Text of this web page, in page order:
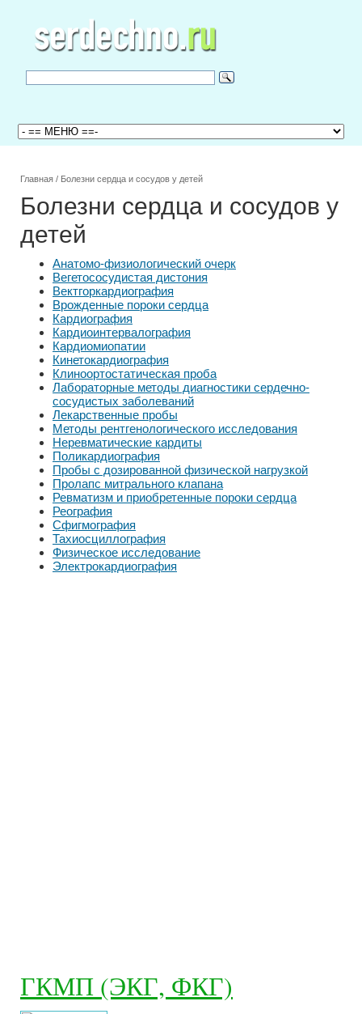
Главная / Болезни сердца и сосудов у детей
Болезни сердца и сосудов у
детей
Анатомо-физиологический очерк
Вегетососудистая дистония
Вектгоркардиография
Врожденные пороки сердца
Кардиография
Кардиоинтервалография
Кардиомиопатии
Кинетокардиография
Клиноортостатическая проба
Лабораторные методы диагностики сердечно-
сосудистых заболеваний
Лекарственные пробы
Методы рентгенологического исследования
Неревматические кардиты
Поликардиография
Пробы с дозированной физической нагрузкой
Пролапс митрального клапана
Ревматизм и приобретенные пороки сердца
Реография
Сфигмография
Тахиосциллография
Физическое исследование
Электрокардиография
ГКМП (ЭКГ, ФКГ)